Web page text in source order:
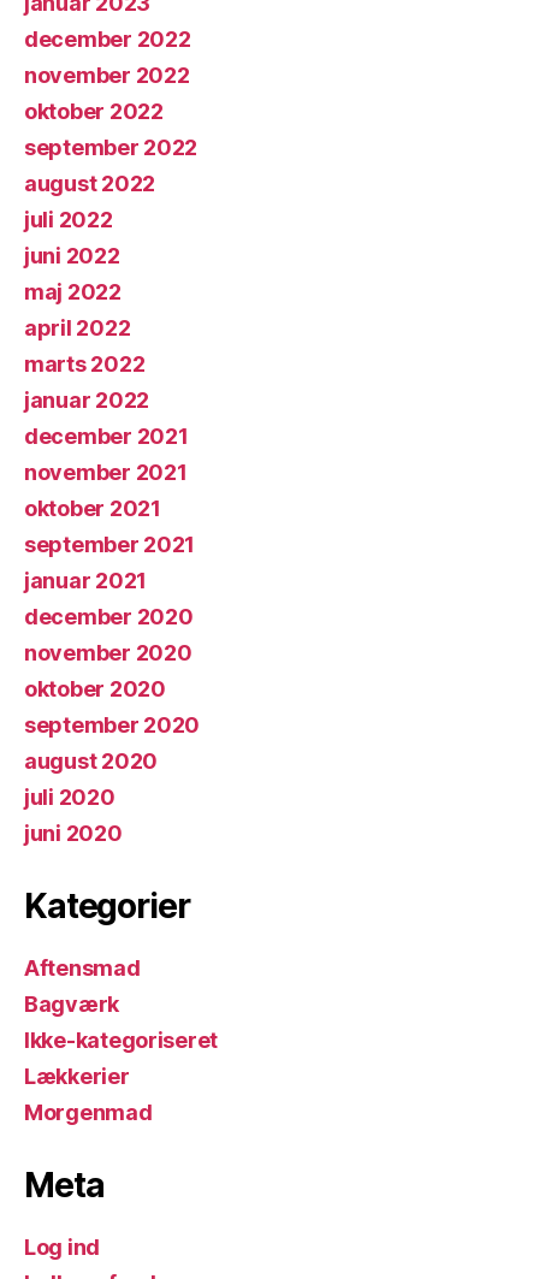
december 2022
november 2022
oktober 2022
september 2022
august 2022
juli 2022
juni 2022
maj 2022
april 2022
marts 2022
januar 2022
december 2021
november 2021
oktober 2021
september 2021
januar 2021
december 2020
november 2020
oktober 2020
september 2020
august 2020
juli 2020
juni 2020
Kategorier
Aftensmad
Bagværk
Ikke-kategoriseret
Lækkerier
Morgenmad
Meta
Log ind